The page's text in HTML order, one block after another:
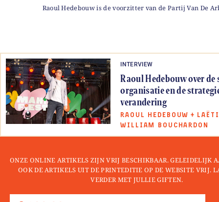
Raoul Hedebouw is de voorzitter van de Partij Van De
INTERVIEW
Raoul Hedebouw over
organisatie en de
verandering
RAOUL HEDEBOUW +
WILLIAM BOUCHARDON
ONZE ONLINE ARTIKELS ZIJN VRIJ BESCHIKBAAR. GELEIDELIJK
OOK DE ARTIKELS UIT DE PRINTEDITIE OP DE WEBSITE VRIJ.
VERDER MET JULLIE GIFTEN.